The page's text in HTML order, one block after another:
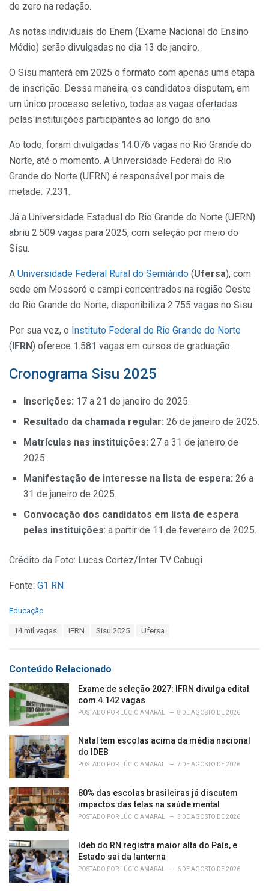
de zero na redação.
As notas individuais do Enem (Exame Nacional do Ensino
Médio) serão divulgadas no dia 13 de janeiro.
O Sisu manterá em 2025 o formato com apenas uma etapa
de inscrição. Dessa maneira, os candidatos disputam, em
um único processo seletivo, todas as vagas ofertadas
pelas instituições participantes ao longo do ano.
Ao todo, foram divulgadas 14.076 vagas no Rio Grande do
Norte, até o momento. A Universidade Federal do Rio
Grande do Norte (UFRN) é responsável por mais de
metade: 7.231.
Já a Universidade Estadual do Rio Grande do Norte (UERN)
abriu 2.509 vagas para 2025, com seleção por meio do
Sisu.
A Universidade Federal Rural do Semiárido (Ufersa), com
sede em Mossoró e campi concentrados na região Oeste
do Rio Grande do Norte, disponibiliza 2.755 vagas no Sisu.
Por sua vez, o Instituto Federal do Rio Grande do Norte
(IFRN) oferece 1.581 vagas em cursos de graduação.
Cronograma Sisu 2025
Inscrições: 17 a 21 de janeiro de 2025.
Resultado da chamada regular: 26 de janeiro de 2025.
Matrículas nas instituições: 27 a 31 de janeiro de
2025.
Manifestação de interesse na lista de espera: 26 a
31 de janeiro de 2025.
Convocação dos candidatos em lista de espera
pelas instituições: a partir de 11 de fevereiro de 2025.
Crédito da Foto: Lucas Cortez/Inter TV Cabugi
Fonte: G1 RN
C
o
r
i
e
:
Educação
:
14 mil vagas IFRN Sisu 2025 Ufersa
Conteúdo Relacionado
Exame de seleção 2027: IFRN divulga edital
com 4.142 vagas
POSTADO POR LÚCIO AMARAL 8 DE AGOSTO DE 2026
Natal tem escolas acima da média nacional
do IDEB
POSTADO POR LÚCIO AMARAL 7 DE AGOSTO DE 2026
80% das escolas brasileiras já discutem
impactos das telas na saúde mental
POSTADO POR LÚCIO AMARAL 5 DE AGOSTO DE 2026
Ideb do RN registra maior alta do País, e
Estado sai da lanterna
POSTADO POR LÚCIO AMARAL 6 DE AGOSTO DE 2026